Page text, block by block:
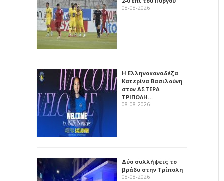
08-08-2026
Η Ελληνοκαναδέζα
Κατερίνα Βασιλούνη
στον ΑΣΤΕΡΑ
ΤΡΙΠΟΛΗ…
08-08-2026
Δύο συλλήψεις το
βράδυ στην Τρίπολη
08-08-2026